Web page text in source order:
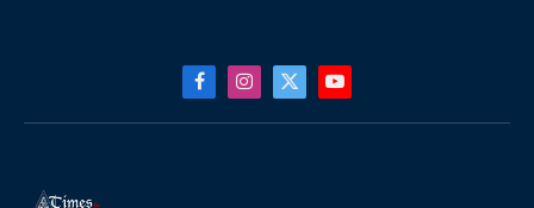
FacebookInstagram
X
YouTube